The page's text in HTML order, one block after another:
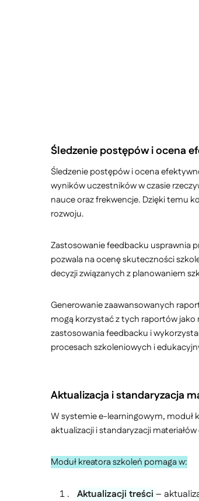
Śledzenie postępów i ocena
Śledzenie postępów i ocena
wyników uczestników w czasie
nauce oraz frekwencje. Dzięki temu
rozwoju.
Zastosowanie feedbacku usprawnia
pozwala na ocenę skuteczności
decyzji związanych z planowaniem
Generowanie zaawansowanych
mogą korzystać z tych raportów jako
zastosowania feedbacku i
procesach szkoleniowych i
Aktualizacja i standaryzacja
W systemie e-learningowym, moduł
aktualizacji i standaryzacji
Moduł kreatora szkoleń pomaga w:
Aktualizacji treści –